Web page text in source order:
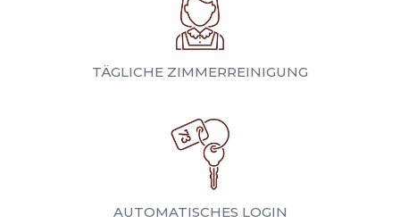
TÄGLICHE ZIMMERREINIGUNG
AUTOMATISCHES LOGIN